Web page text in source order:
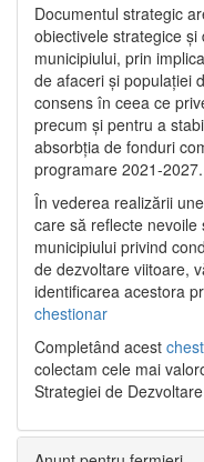
Documentul strategic
obiectivele strategice
municipiului, prin
de afaceri și populației
consens în ceea ce
precum și pentru a
absorbția de fonduri
programare 2021-2027.
În vederea realizării
care să reflecte
municipiului privind
de dezvoltare viitoare,
identificarea acestora
chestionar
Completând acest
colectam cele mai
Strategiei de